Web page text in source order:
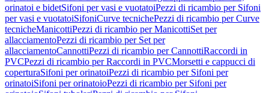
orinatoi e bidetSifoni per vasi e vuotatoiPezzi di ricambio per Sifoni
per vasi e vuotatoiSifoniCurve tecnichePezzi di ricambio per Curve
tecnicheManicottiPezzi di ricambio per ManicottiSet per
allacciamentoPezzi di ricambio per Set per
allacciamentoCannottiPezzi di ricambio per CannottiRaccordi in
PVCPezzi di ricambio per Raccordi in PVCMorsetti e cappucci di
coperturaSifoni per orinatoiPezzi di ricambio per Sifoni per
orinatoiSifoni per orinatoioPezzi di ricambio per Sifoni per